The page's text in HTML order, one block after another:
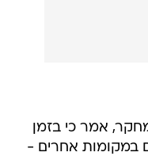
אמר כי בזמן
במקומות אחרים -